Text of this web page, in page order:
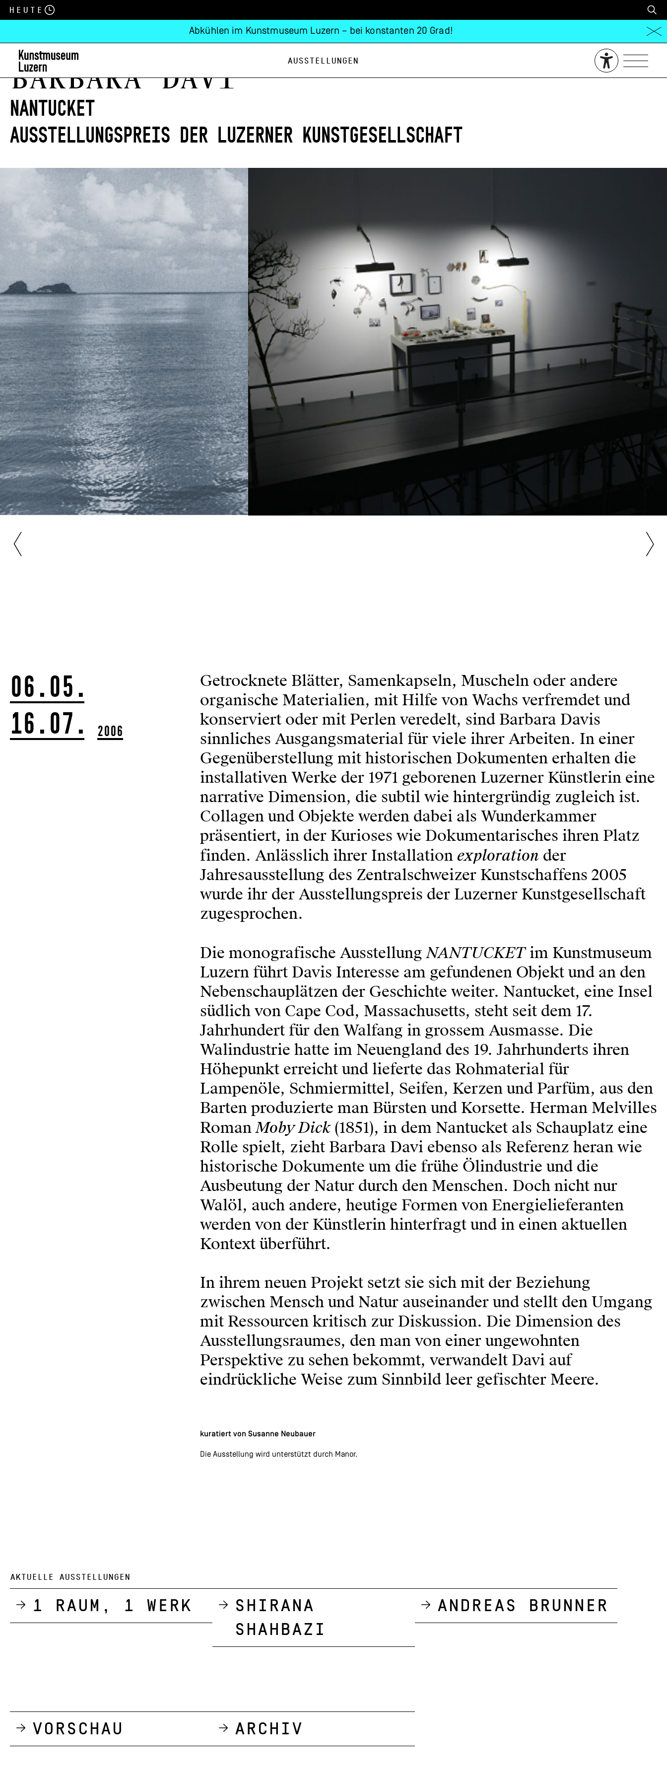
Heute
Abkühlen im Kunstmuseum Luzern – bei konstanten 20 Grad!
Ausstellungen
Barbara Davi
NANTUCKET
Ausstellungspreis der Luzerner Kunstgesellschaft
06.05.
16.07.
2006
Getrocknete Blätter, Samenkapseln, Muscheln oder andere
organische Materialien, mit Hilfe von Wachs verfremdet und
konserviert oder mit Perlen veredelt, sind Barbara Davis
sinnliches Ausgangsmaterial für viele ihrer Arbeiten. In einer
Gegenüberstellung mit historischen Dokumenten erhalten die
installativen Werke der 1971 geborenen Luzerner Künstlerin eine
narrative Dimension, die subtil wie hintergründig zugleich ist.
Collagen und Objekte werden dabei als Wunderkammer
präsentiert, in der Kurioses wie Dokumentarisches ihren Platz
finden. Anlässlich ihrer Installation exploration der
Jahresausstellung des Zentralschweizer Kunstschaffens 2005
wurde ihr der Ausstellungspreis der Luzerner Kunstgesellschaft
zugesprochen.
Die monografische AusstellungNANTUCKETim Kunstmuseum
Luzern führt Davis Interesse am gefundenen Objekt und an den
Nebenschauplätzen der Geschichte weiter. Nantucket, eine Insel
südlich von Cape Cod, Massachusetts, steht seit dem 17.
Jahrhundert für den Walfang in grossem Ausmasse. Die
Walindustrie hatte im Neuengland des 19. Jahrhunderts ihren
Höhepunkt erreicht und lieferte das Rohmaterial für
Lampenöle, Schmiermittel, Seifen, Kerzen und Parfüm, aus den
Barten produzierte man Bürsten und Korsette. Herman Melvilles
RomanMoby Dick(1851), in dem Nantucket als Schauplatz eine
Rolle spielt, zieht Barbara Davi ebenso als Referenz heran wie
historische Dokumente um die frühe Ölindustrie und die
Ausbeutung der Natur durch den Menschen. Doch nicht nur
Walöl, auch andere, heutige Formen von Energielieferanten
werden von der Künstlerin hinterfragt und in einen aktuellen
Kontext überführt.
In ihrem neuen Projekt setzt sie sich mit der Beziehung
zwischen Mensch und Natur auseinander und stellt den Umgang
mit Ressourcen kritisch zur Diskussion. Die Dimension des
Ausstellungsraumes, den man von einer ungewohnten
Perspektive zu sehen bekommt, verwandelt Davi auf
eindrückliche Weise zum Sinnbild leer gefischter Meere.
kuratiert von Susanne Neubauer
Die Ausstellung wird unterstützt durch Manor.
AKTUELLE AUSSTELLUNGEN
1 Raum, 1 Werk
Shirana
Shahbazi
Andreas Brunner
Vorschau Archiv